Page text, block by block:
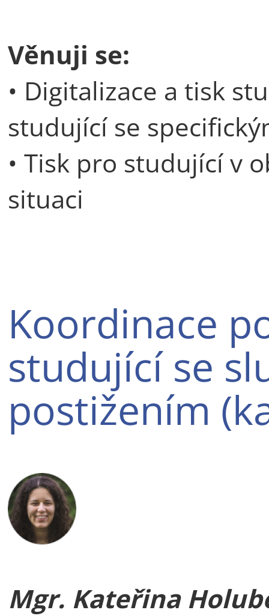
Věnuji se:
• Digitalizace a tisk
studující se
• Tisk pro studující v
situaci
Koordinace
studující se
postižením
Mgr. Kateřina